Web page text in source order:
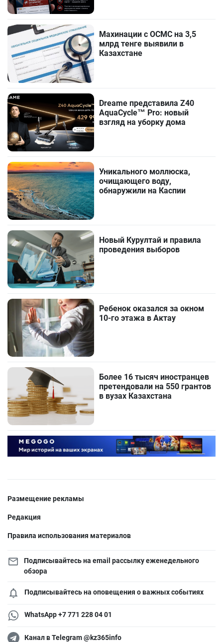
Махинации с ОСМС на 3,5
млрд тенге выявили в
Казахстане
Dreame представила Z40
AquaCycle™ Pro: новый
взгляд на уборку дома
Уникального моллюска,
очищающего воду,
обнаружили на Каспии
Новый Курултай и правила
проведения выборов
Ребенок оказался за окном
10-го этажа в Актау
Более 16 тысяч иностранцев
претендовали на 550 грантов
в вузах Казахстана
Размещение рекламы
Редакция
Правила использования материалов
Подписывайтесь на email рассылку еженедельного
обзора
Подписывайтесь на оповещения о важных событиях
WhatsApp +7 771 228 04 01
Канал в Telegram @kz365info